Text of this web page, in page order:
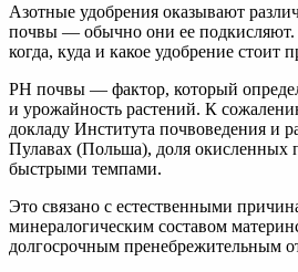
Азотные удобрения оказывают
почвы — обычно они ее подкисляют.
когда, куда и какое удобрение стоит
РН почвы — фактор, который
и урожайность растений. К
докладу Института почвоведения и
Пулавах (Польша), доля окисленных
быстрыми темпами.
Это связано с естественными
минералогическим составом
долгосрочным пренебрежительным